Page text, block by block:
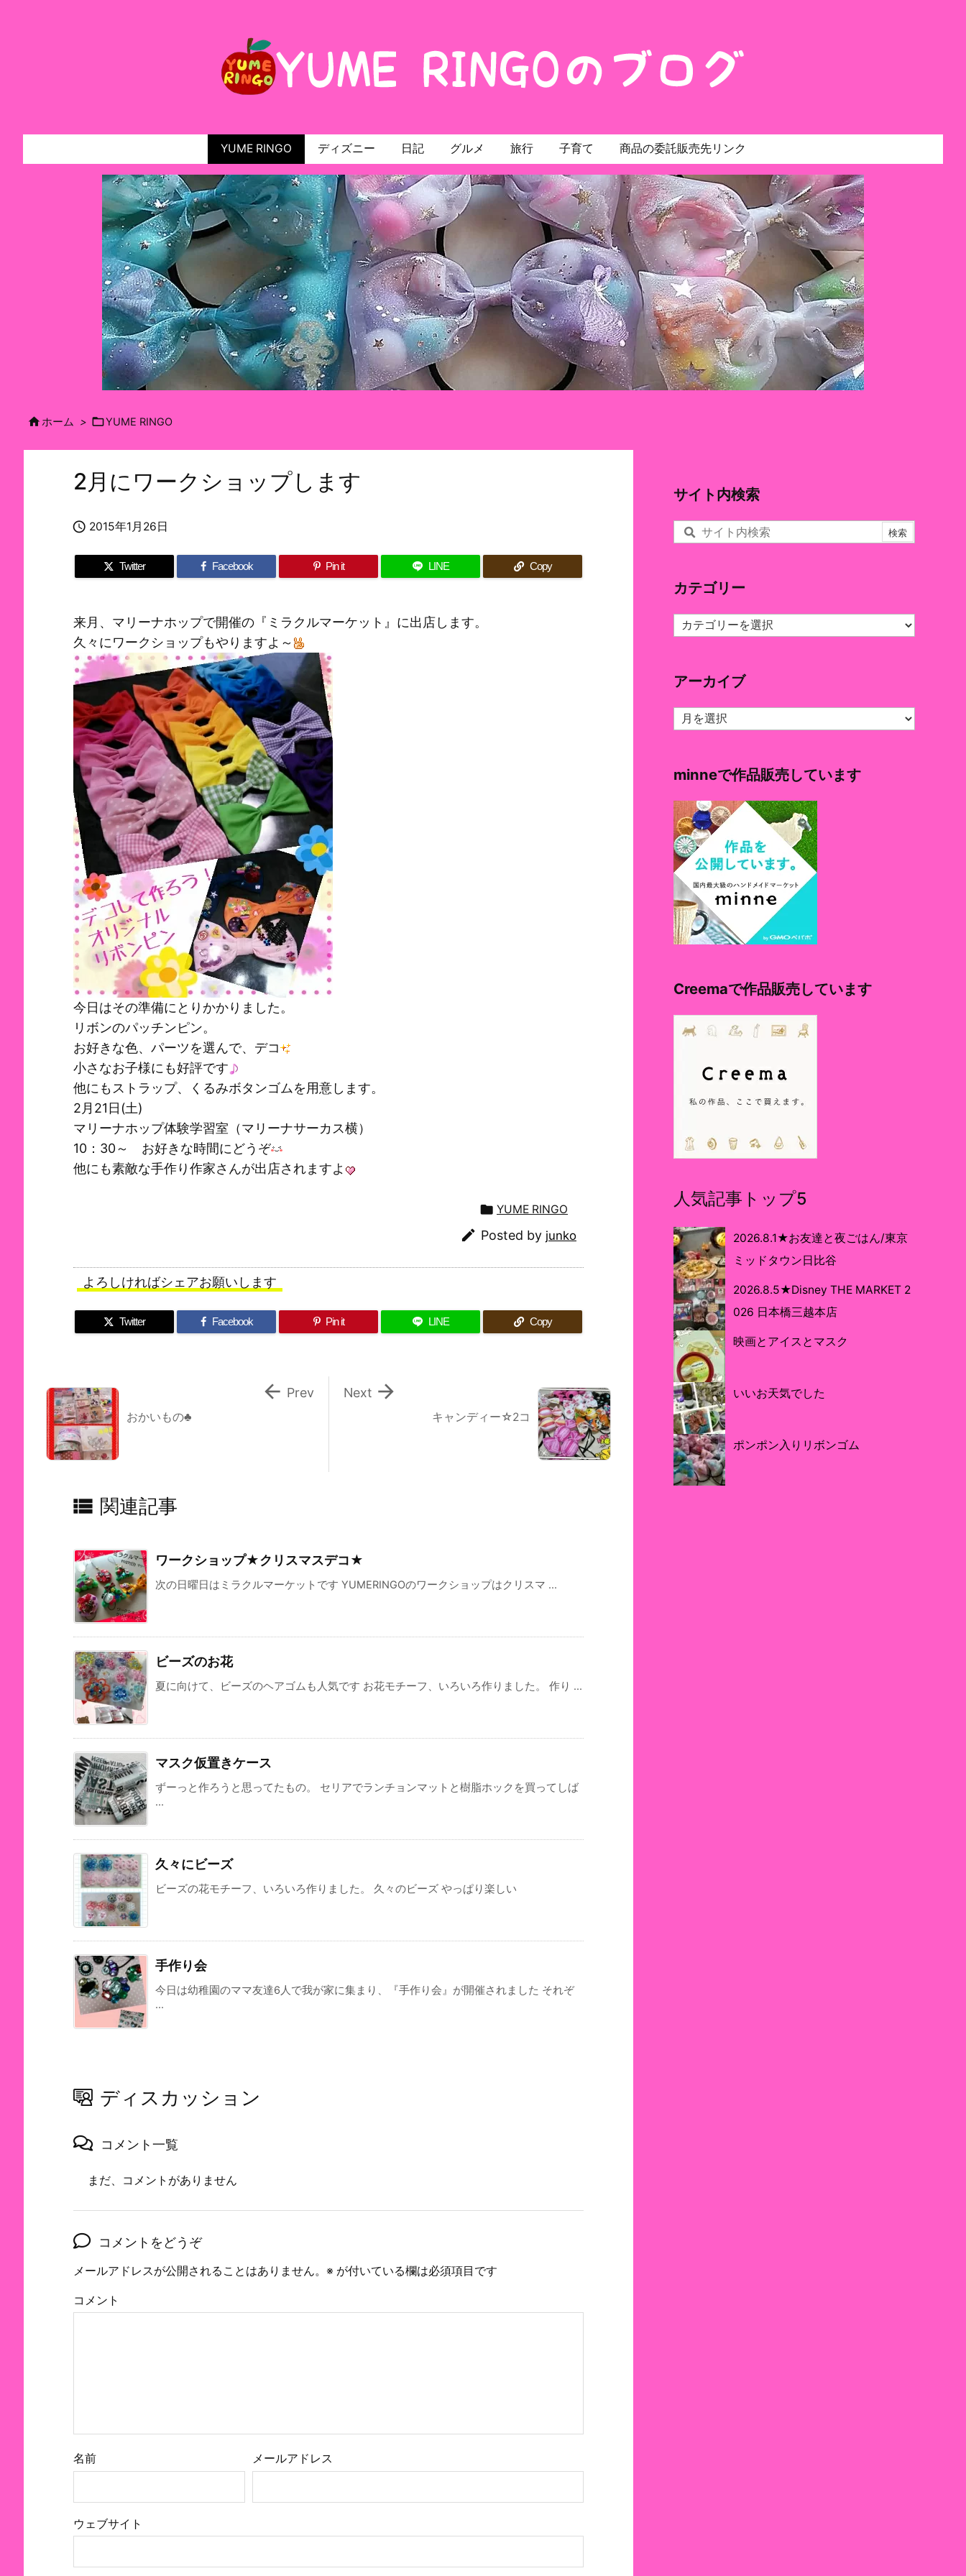
YUME RINGO ディズニー 日記 グルメ 旅行 子育て 商品の委託販売先リンク
ホーム > YUME RINGO
2月にワークショップします
 2015年1月26日
Twitter Facebook Pin it LINE Copy
来月、マリーナホップで開催の『ミラクルマーケット』に出店します。
久々にワークショップもやりますよ～
今日はその準備にとりかかりました。
リボンのパッチンピン。
お好きな色、パーツを選んで、デコ
小さなお子様にも好評です
他にもストラップ、くるみボタンゴムを用意します。
2月21日(土)
マリーナホップ体験学習室（マリーナサーカス横）
10：30～ お好きな時間にどうぞ
他にも素敵な手作り作家さんが出店されますよ
 YUME RINGO
 Posted by junko
よろしければシェアお願いします
Twitter Facebook Pin it LINE Copy
キャンディー☆2コ

Next
おかいもの♣
 Prev
 関連記事
ワークショップ★クリスマスデコ★
次の日曜日はミラクルマーケットです YUMERINGOのワークショップはクリスマ ...
ビーズのお花
夏に向けて、ビーズのヘアゴムも人気です お花モチーフ、いろいろ作りました。 作り ...
マスク仮置きケース
ずーっと作ろうと思ってたもの。 セリアでランチョンマットと樹脂ホックを買ってしば
...
久々にビーズ
ビーズの花モチーフ、いろいろ作りました。 久々のビーズ やっぱり楽しい
手作り会
今日は幼稚園のママ友達6人で我が家に集まり、『手作り会』が開催されました それぞ
...
ディスカッション
コメント一覧
まだ、コメントがありません
コメントをどうぞ
メールアドレスが公開されることはありません。 ※ が付いている欄は必須項目です
コメント
名前 メールアドレス
ウェブサイト
サイト内検索
カテゴリー
カ
テ
ー
アーカイブ
ア
ー
ブ
minneで作品販売しています
Creemaで作品販売しています
人気記事トップ5
2026.8.1★お友達と夜ごはん/東京
ミッドタウン日比谷
2026.8.5★Disney THE MARKET 2
026 日本橋三越本店
映画とアイスとマスク
いいお天気でした
ポンポン入りリボンゴム